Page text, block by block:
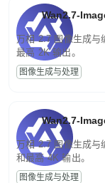
Wan2.7-
万相 2.7 图像生成与
最高 2K 输出。
图像生成与处理
Wan2.7-
万相 2.7 图像生成与
和最高 4K 输出。
图像生成与处理